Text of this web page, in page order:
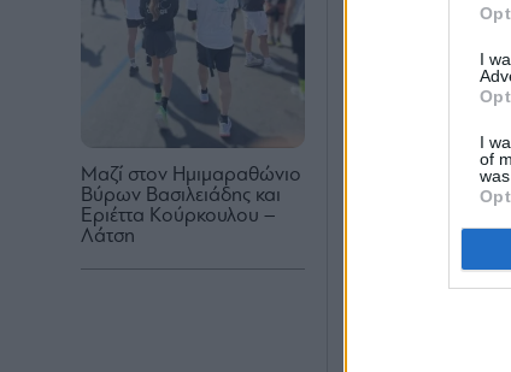
I
I
of
Μαζί στον Ημιμαραθώνιο
Βύρων Βασιλειάδης και
Εριέττα Κούρκουλου –
Λάτση